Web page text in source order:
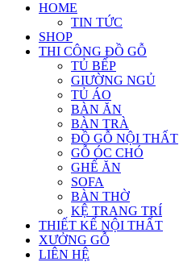
HOME
TIN TỨC
SHOP
THI CÔNG ĐỒ GỖ
TỦ BẾP
GIƯỜNG NGỦ
TỦ ÁO
BÀN ĂN
BÀN TRÀ
ĐỒ GỖ NỘI THẤT
GỖ ÓC CHÓ
GHẾ ĂN
SOFA
BÀN THỜ
KỆ TRANG TRÍ
THIẾT KẾ NỘI THẤT
XƯỞNG GỖ
LIÊN HỆ